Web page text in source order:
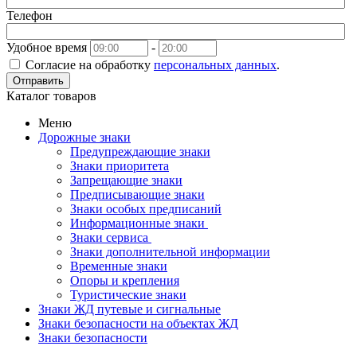
Телефон
Удобное время
-
Согласие на обработку персональных данных.
Отправить
Каталог товаров
Меню
Дорожные знаки
Предупреждающие знаки
Знаки приоритета
Запрещающие знаки
Предписывающие знаки
Знаки особых предписаний
Информационные знаки
Знаки сервиса
Знаки дополнительной информации
Временные знаки
Опоры и крепления
Туристические знаки
Знаки ЖД путевые и сигнальные
Знаки безопасности на объектах ЖД
Знаки безопасности